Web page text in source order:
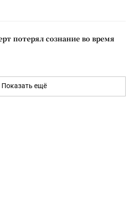
потерял сознание во время
Показать ещё